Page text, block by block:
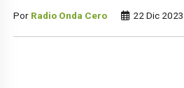
Por Radio Onda Cero 22 Dic 2023